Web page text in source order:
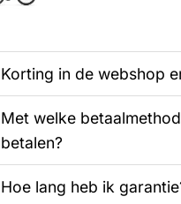
Korting in de webshop
Met welke
betalen?
Hoe lang heb ik